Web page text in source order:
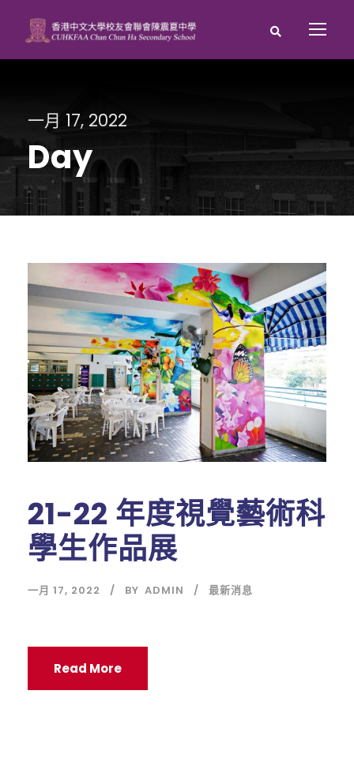
一月 17, 2022
Day
21-22 年度視覺藝術科
學生作品展
一月 17, 2022 BY ADMIN 最新消息
Read More